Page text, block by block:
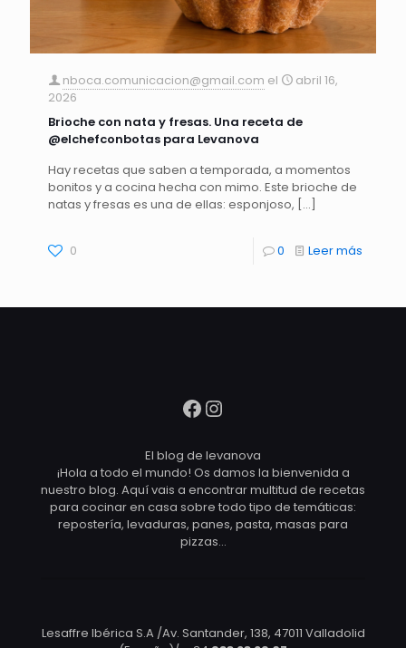
nboca.comunicacion@gmail.com el
abril 16,
2026
Brioche con nata y fresas. Una receta de
@elchefconbotas para Levanova
Hay recetas que saben a temporada, a momentos
bonitos y a cocina hecha con mimo. Este brioche de
natas y fresas es una de ellas: esponjoso, […]
0 0 Leer más
Facebook
Instagram
El blog de levanova
¡Hola a todo el mundo! Os damos la bienvenida a
nuestro blog. Aquí vais a encontrar multitud de recetas
para cocinar en casa sobre todo tipo de temáticas:
repostería, levaduras, panes, pasta, masas para
pizzas…
Lesaffre Ibérica S.A /Av. Santander, 138, 47011 Valladolid